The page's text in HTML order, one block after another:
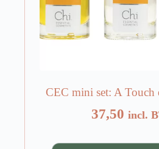
CEC mini set: A Touch
37,50 incl.